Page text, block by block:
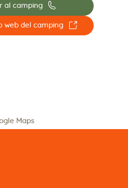
al camping 📞
web del camping ☐
Maps